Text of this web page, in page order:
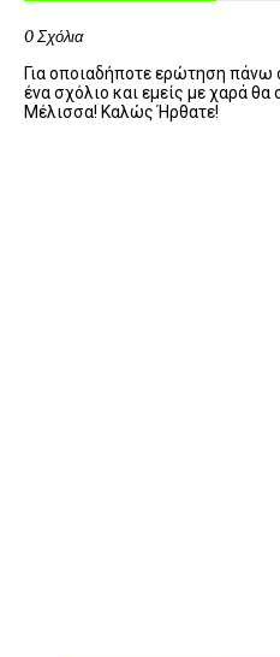
0 Σχόλια
Για οποιαδήποτε ερώτηση πάνω
ένα σχόλιο και εμείς με χαρά
Μέλισσα! Καλώς Ήρθατε!